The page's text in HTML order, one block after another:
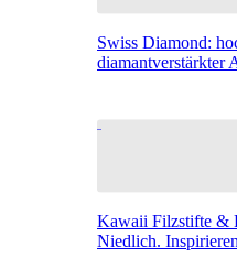
Swiss Diamond:
diamantverstärkter
Kawaii Filzstifte &
Niedlich.